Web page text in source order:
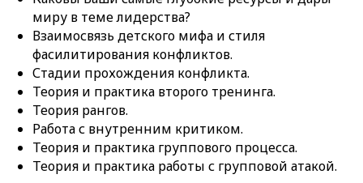
миру в теме лидерства?
Взаимосвязь детского мифа и стиля
фасилитирования конфликтов.
Стадии прохождения конфликта.
Теория и практика второго тренинга.
Теория рангов.
Работа с внутренним критиком.
Теория и практика группового процесса.
Теория и практика работы с групповой атакой.